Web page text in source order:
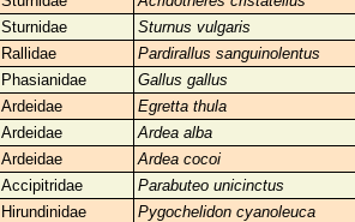
Sturnidae
Sturnus vulgaris
Rallidae
Pardirallus sanguinolentus
Phasianidae
Gallus gallus
Ardeidae
Egretta thula
Ardeidae
Ardea alba
Ardeidae
Ardea cocoi
Accipitridae
Parabuteo unicinctus
Hirundinidae
Pygochelidon cyanoleuca